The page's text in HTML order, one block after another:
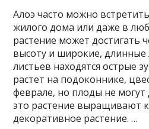
Алоэ часто можно
жилого дома или даже в
растение может достигать
высоту и широкие, длинные
листьев находятся острые
растет на подоконнике,
феврале, но плоды не
это растение выращивают
декоративное растение. …